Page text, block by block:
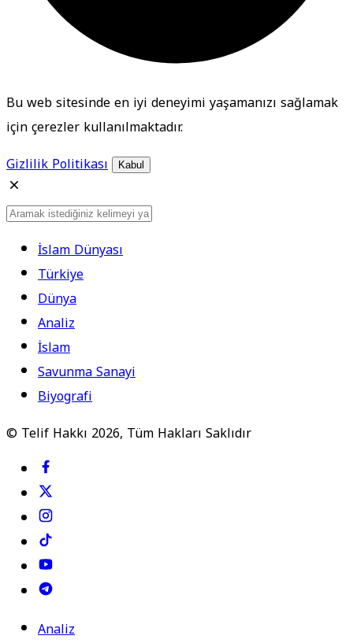
Bu web sitesinde en iyi deneyimi yaşamanızı sağlamak
için çerezler kullanılmaktadır.
Gizlilik Politikası
Kabul
İslam Dünyası
Türkiye
Dünya
Analiz
İslam
Savunma Sanayi
Biyografi
© Telif Hakkı 2026, Tüm Hakları Saklıdır
Analiz